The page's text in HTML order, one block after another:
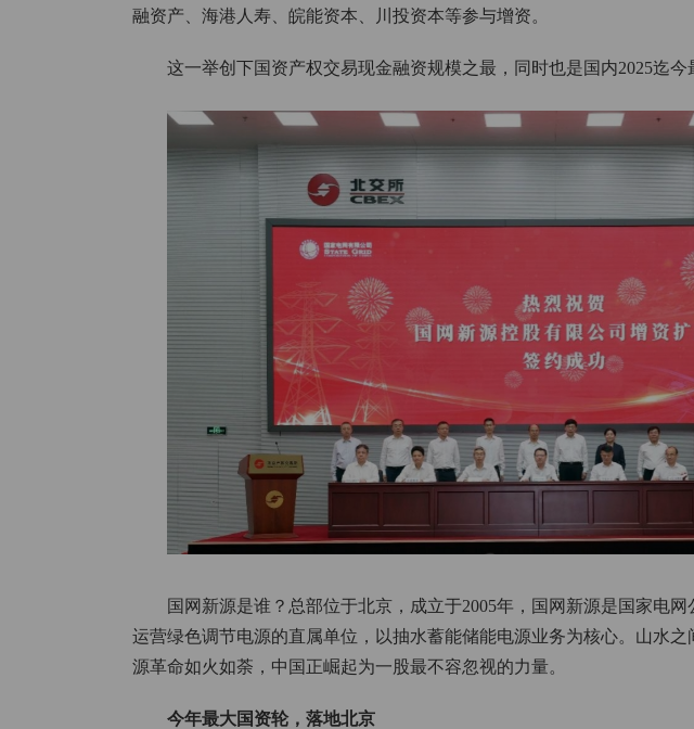
融资产、海港人寿、皖能资本、川投资本等参与增资。
这一举创下国资产权交易现金融资规模之最，同时也是国内2025迄今
国网新源是谁？总部位于北京，成立于2005年，国网新源是国家电
运营绿色调节电源的直属单位，以抽水蓄能储能电源业务为核心。山水
源革命如火如荼，中国正崛起为一股最不容忽视的力量。
今年最大国资轮，落地北京